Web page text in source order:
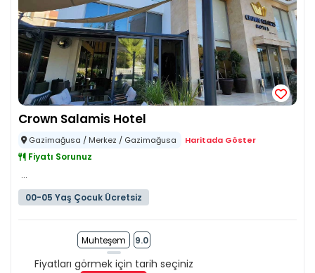
Crown Salamis Hotel
Gazimağusa / Merkez / Gazimağusa Haritada Göster
Fiyatı Sorunuz
...
00-05 Yaş Çocuk Ücretsiz
Muhteşem 9.0
Fiyatları görmek için tarih seçiniz